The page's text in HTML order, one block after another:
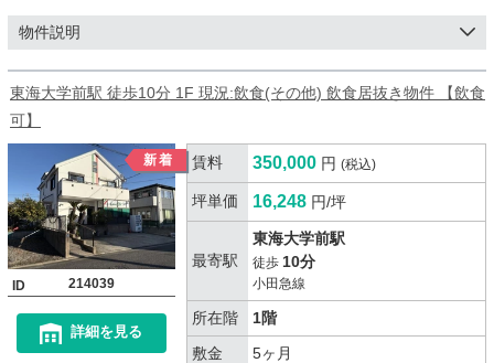
物件説明
東海大学前駅 徒歩10分 1F 現況:飲食(その他) 飲食居抜き物件 【飲食
可】
ID 214039
詳細を見る
賃料 350,000 円 (税込)
坪単価 16,248 円/坪
最寄駅
東海大学前駅
徒歩 10分
小田急線
所在階
1階
敷金
5ヶ月